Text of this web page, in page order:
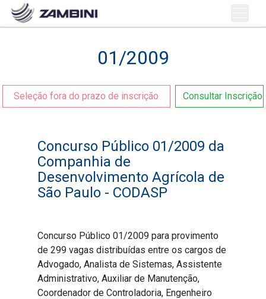
01/2009
Seleção fora do prazo de inscrição Consultar Inscrição
Concurso Público 01/2009 da
Companhia de
Desenvolvimento Agrícola de
São Paulo - CODASP
Concurso Público 01/2009 para provimento
de 299 vagas distribuídas entre os cargos de
Advogado, Analista de Sistemas, Assistente
Administrativo, Auxiliar de Manutenção,
Coordenador de Controladoria, Engenheiro